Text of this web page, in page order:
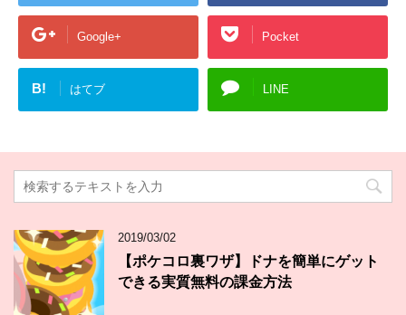
Google+ Pocket
B! はてブ LINE
2019/03/02
【ポケコロ裏ワザ】ドナを簡単にゲット
できる実質無料の課金方法